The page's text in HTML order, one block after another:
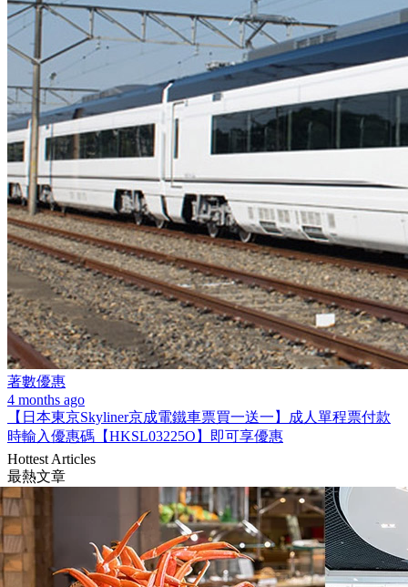
著數優惠
4 months ago
【日本東京Skyliner京成電鐵車票買一送一】成人單程票付款
時輸入優惠碼【HKSL03225O】即可享優惠
Hottest Articles
最熱文章